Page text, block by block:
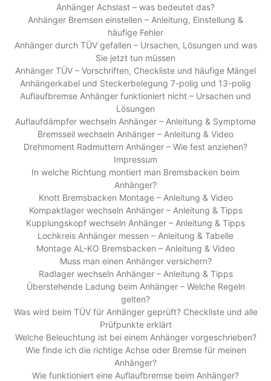
Anhänger Achslast – was bedeutet das?
Anhänger Bremsen einstellen – Anleitung, Einstellung &
häufige Fehler
Anhänger durch TÜV gefallen – Ursachen, Lösungen und was
Sie jetzt tun müssen
Anhänger TÜV – Vorschriften, Checkliste und häufige Mängel
Anhängerkabel und Steckerbelegung 7-polig und 13-polig
Auflaufbremse Anhänger funktioniert nicht – Ursachen und
Lösungen
Auflaufdämpfer wechseln Anhänger – Anleitung & Symptome
Bremsseil wechseln Anhänger – Anleitung & Video
Drehmoment Radmuttern Anhänger – Wie fest anziehen?
Impressum
In welche Richtung montiert man Bremsbacken beim
Anhänger?
Knott Bremsbacken Montage – Anleitung & Video
Kompaktlager wechseln Anhänger – Anleitung & Tipps
Kupplungskopf wechseln Anhänger – Anleitung & Tipps
Lochkreis Anhänger messen – Anleitung & Tabelle
Montage AL-KO Bremsbacken – Anleitung & Video
Muss man einen Anhänger versichern?
Radlager wechseln Anhänger – Anleitung & Tipps
Überstehende Ladung beim Anhänger – Welche Regeln
gelten?
Was wird beim TÜV für Anhänger geprüft? Checkliste und alle
Prüfpunkte erklärt
Welche Beleuchtung ist bei einem Anhänger vorgeschrieben?
Wie finde ich die richtige Achse oder Bremse für meinen
Anhänger?
Wie funktioniert eine Auflaufbremse beim Anhänger?